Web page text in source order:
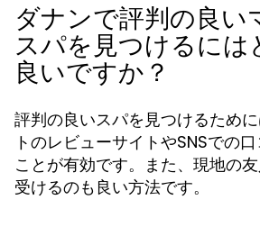
ダナンで評判の良い
スパを見つけるには
良いですか？
評判の良いスパを見つけるため
トのレビューサイトやSNSでの
ことが有効です。また、現地の
受けるのも良い方法です。